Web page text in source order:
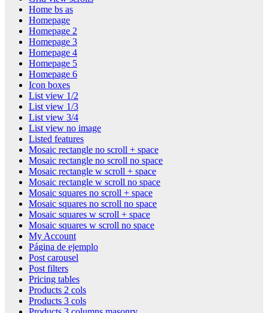
Home bs as
Homepage
Homepage 2
Homepage 3
Homepage 4
Homepage 5
Homepage 6
Icon boxes
List view 1/2
List view 1/3
List view 3/4
List view no image
Listed features
Mosaic rectangle no scroll + space
Mosaic rectangle no scroll no space
Mosaic rectangle w scroll + space
Mosaic rectangle w scroll no space
Mosaic squares no scroll + space
Mosaic squares no scroll no space
Mosaic squares w scroll + space
Mosaic squares w scroll no space
My Account
Página de ejemplo
Post carousel
Post filters
Pricing tables
Products 2 cols
Products 3 cols